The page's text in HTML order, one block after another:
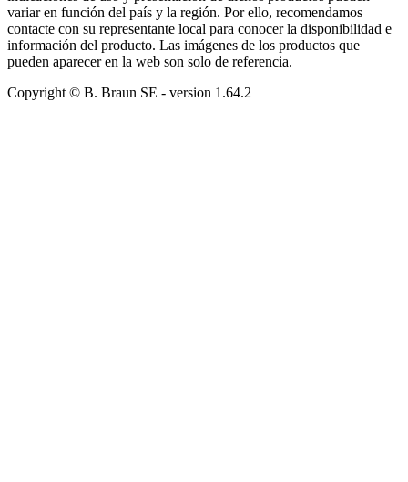
variar en función del país y la región. Por ello, recomendamos
contacte con su representante local para conocer la disponibilidad e
información del producto. Las imágenes de los productos que
pueden aparecer en la web son solo de referencia.
Copyright © B. Braun SE - version 1.64.2